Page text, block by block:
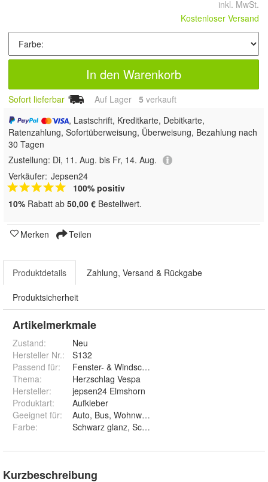
inkl. MwSt.
Kostenloser Versand
In den Warenkorb
Sofort lieferbar Auf Lager 5 verkauft
, Lastschrift, Kreditkarte, Debitkarte,
Ratenzahlung, Sofortüberweisung, Überweisung, Bezahlung nach
30 Tagen
Zustellung: Di, 11. Aug. bis Fr, 14. Aug.
Verkäufer: Jepsen24
100% positiv
10% Rabatt ab 50,00 € Bestellwert.
Merken Teilen
Produktdetails Zahlung, Versand & Rückgabe
Produktsicherheit
Artikelmerkmale
Zustand:
Neu
Hersteller Nr.:
S132
Passend für:
Fenster- & Windschutzscheibe
Thema:
Herzschlag Vespa
Hersteller:
jepsen24 Elmshorn
Produktart:
Aufkleber
Geeignet für:
Auto, Bus, Wohnwagen, Wand, Fenster, Laptop
Farbe: Schwarz glanz, Schwarz matt, Weiß glanz, Weiß
Kurzbeschreibung